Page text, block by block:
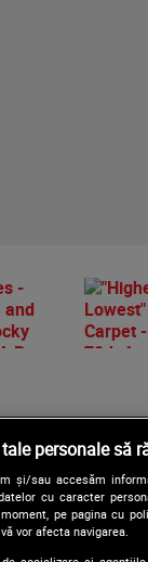
personale să
și/sau accesăm
cu caracter
pe pagina cu
vor afecta navigarea.